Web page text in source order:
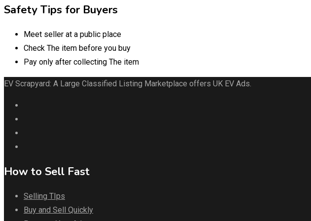
Safety Tips for Buyers
Meet seller at a public place
Check The item before you buy
Pay only after collecting The item
EV Scrapyard: A Large Classified Listing Marketplace offers UK EV Ads.
How to Sell Fast
Selling TIps
Buy and Sell Quickly